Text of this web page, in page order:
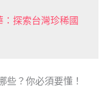
探索台灣珍稀國
些？你必須要懂！